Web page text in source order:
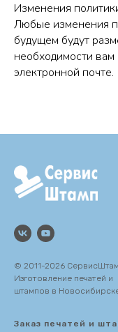
Изменения
Любые изменения
будущем будут
необходимости
электронной почте.
© 2011-2026
Изготовление печатей и
штампов в
Заказ печатей и